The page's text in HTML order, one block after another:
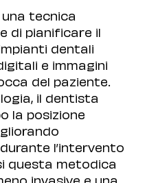
tecnica
di pianificare il
dentali
e immagini
del paziente.
il dentista
la posizione
l’intervento
questa metodica
invasive e una